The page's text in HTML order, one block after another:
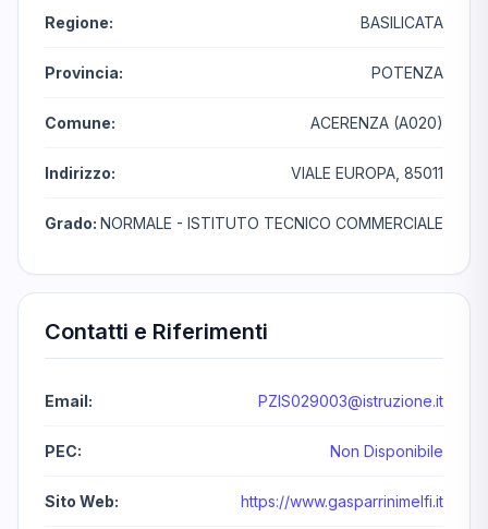
Regione: BASILICATA
Provincia: POTENZA
Comune: ACERENZA (A020)
Indirizzo: VIALE EUROPA, 85011
Grado: NORMALE - ISTITUTO TECNICO COMMERCIALE
Contatti e Riferimenti
Email: PZIS029003@istruzione.it
PEC: Non Disponibile
Sito Web: https://www.gasparrinimelfi.it